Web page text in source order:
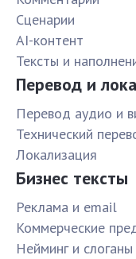
Сценарии
AI-контент
Тексты и
Перевод и
Перевод аудио и
Технический
Локализация
Бизнес тексты
Реклама и email
Коммерческие
Нейминг и слоганы